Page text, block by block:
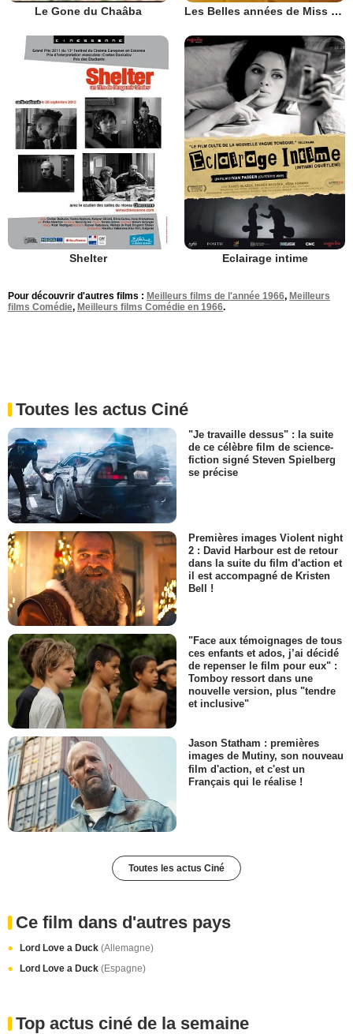
Le Gone du Chaâba Les Belles années de Miss Brodie
Shelter Eclairage intime
Pour découvrir d'autres films : Meilleurs films de l'année 1966, Meilleurs
films Comédie, Meilleurs films Comédie en 1966.
Toutes les actus Ciné
"Je travaille dessus" : la suite
de ce célèbre film de science-
fiction signé Steven Spielberg
se précise
Premières images Violent night
2 : David Harbour est de retour
dans la suite du film d'action et
il est accompagné de Kristen
Bell !
"Face aux témoignages de tous
ces enfants et ados, j’ai décidé
de repenser le film pour eux" :
Tomboy ressort dans une
nouvelle version, plus "tendre
et inclusive"
Jason Statham : premières
images de Mutiny, son nouveau
film d'action, et c'est un
Français qui le réalise !
Toutes les actus Ciné
Ce film dans d'autres pays
Lord Love a Duck (Allemagne)
Lord Love a Duck (Espagne)
Top actus ciné de la semaine